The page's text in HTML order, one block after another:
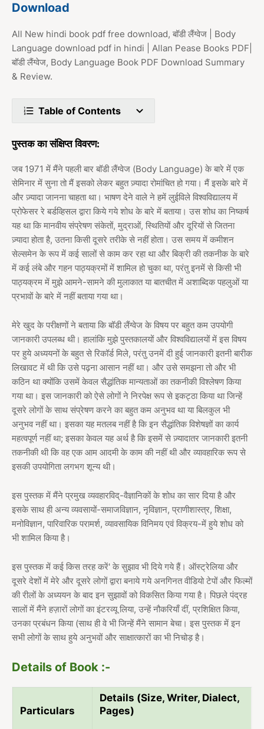
Download
All New hindi book pdf free download, बॉडी लैंग्वेज | Body
Language download pdf in hindi | Allan Pease Books PDF|
बॉडी लैंग्वेज, Body Language Book PDF Download Summary
& Review.
Table of Contents
पुस्तक का संक्षिप्त विवरण:
जब 1971 में मैंने पहली बार बॉडी लैंग्वेज (Body Language) के बारे में एक
सेमिनार में सुना तो मैं इसको लेकर बहुत ज़्यादा रोमांचित हो गया। मैं इसके बारे में
और ज़्यादा जानना चाहता था। भाषण देने वाले ने हमें लुईविले विश्वविद्यालय में
प्रोफेसर रे बर्डव्हिसल द्वारा किये गये शोध के बारे में बताया। उस शोध का निष्कर्ष
यह था कि मानवीय संप्रेषण संकेतों, मुद्राओं, स्थितियों और दूरियों से जितना
ज़्यादा होता है, उतना किसी दूसरे तरीके से नहीं होता। उस समय में कमीशन
सेल्समेन के रूप में कई सालों से काम कर रहा था और बिक्री की तकनीक के बारे
में कई लंबे और गहन पाठ्यक्रमों में शामिल हो चुका था, परंतु इनमें से किसी भी
पाठ्यक्रम में मुझे आमने-सामने की मुलाकात या बातचीत में अशाब्दिक पहलुओं या
प्रभावों के बारे में नहीं बताया गया था।
मेरे खुद के परीक्षणों ने बताया कि बॉडी लैंग्वेज के विषय पर बहुत कम उपयोगी
जानकारी उपलब्ध थी। हालांकि मुझे पुस्तकालयों और विश्वविद्यालयों में इस विषय
पर हुये अध्ययनों के बहुत से रिकॉर्ड मिले, परंतु उनमें दी हुई जानकारी इतनी बारीक
लिखावट में थी कि उसे पढ़ना आसान नहीं था। और उसे समझना तो और भी
कठिन था क्योंकि उसमें केवल सैद्धांतिक मान्यताओं का तकनीकी विश्लेषण किया
गया था। इस जानकारी को ऐसे लोगों ने निरपेक्ष रूप से इकट्ठा किया था जिन्हें
दूसरे लोगों के साथ संप्रेषण करने का बहुत कम अनुभव था या बिलकुल भी
अनुभव नहीं था। इसका यह मतलब नहीं है कि इन सैद्धांतिक विशेषज्ञों का कार्य
महत्वपूर्ण नहीं था; इसका केवल यह अर्थ है कि इसमें से ज़्यादातर जानकारी इतनी
तकनीकी थी कि वह एक आम आदमी के काम की नहीं थी और व्यावहारिक रूप से
इसकी उपयोगिता लगभग शून्य थी।
इस पुस्तक में मैंने प्रमुख व्यवहारविद्-वैज्ञानिकों के शोध का सार दिया है और
इसके साथ ही अन्य व्यवसायों-समाजविज्ञान, नृविज्ञान, प्राणीशास्त्र, शिक्षा,
मनोविज्ञान, पारिवारिक परामर्श, व्यावसायिक विनिमय एवं विक्रय-में हुये शोध को
भी शामिल किया है।
इस पुस्तक में कई किस तरह करें' के सुझाव भी दिये गये हैं। ऑस्ट्रेलिया और
दूसरे देशों में मेरे और दूसरे लोगों द्वारा बनाये गये अनगिनत वीडियो टेपों और फिल्मों
की रीलों के अध्ययन के बाद इन सुझावों को विकसित किया गया है। पिछले पंद्रह
सालों में मैंने हज़ारों लोगों का इंटरव्यू लिया, उन्हें नौकरियाँ दीं, प्रशिक्षित किया,
उनका प्रबंधन किया (साथ ही वे भी जिन्हें मैंने सामान बेचा। इस पुस्तक में इन
सभी लोगों के साथ हुये अनुभवों और साक्षात्कारों का भी निचोड़ है।
Details of Book :-
Particulars
Details (Size, Writer, Dialect,
Pages)